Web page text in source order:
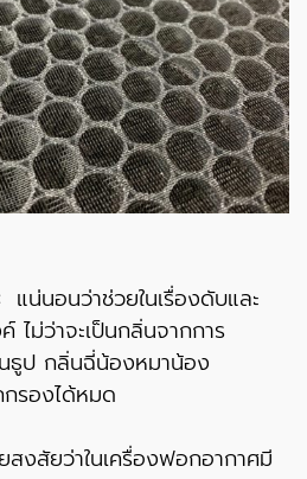
แน่นอนว่าช่วยในเรื่องดับและ
ไม่ว่าจะเป็นกลิ่นจากการ
ธูป กลิ่นฉี่น้องหมาน้อง
รองได้หมด
งสัยว่าในเครื่องฟอกอากาศมี